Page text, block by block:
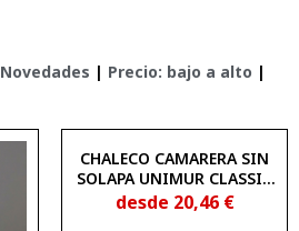
Novedades | Precio: bajo a alto |
CHALECO CAMARERA SIN
SOLAPA UNIMUR CLASSIC
3500100
desde 20,46 €